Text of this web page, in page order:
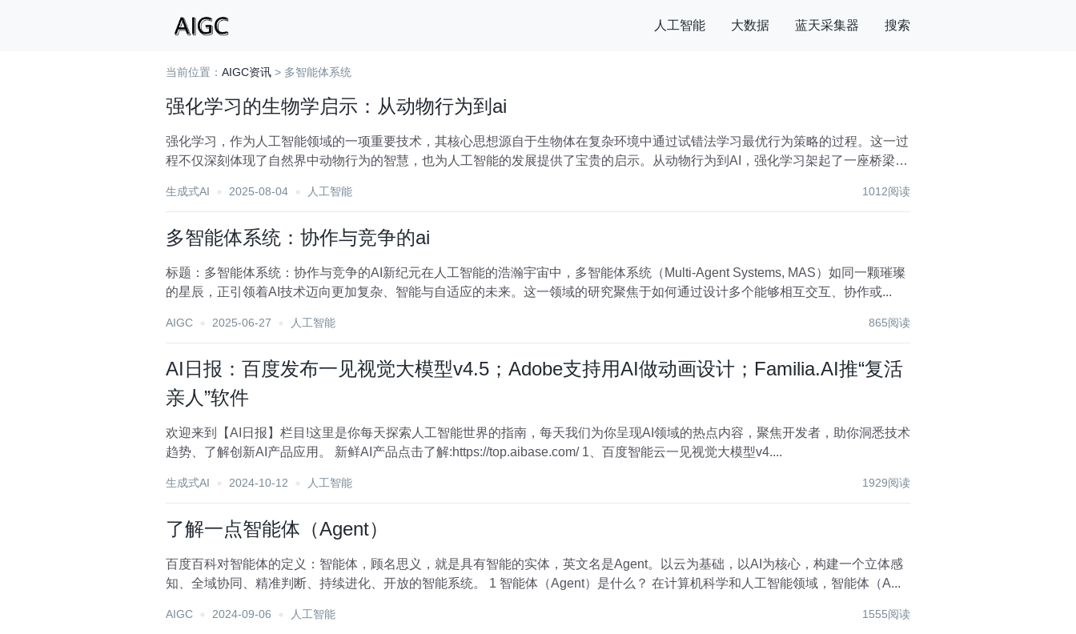
人工智能 大数据 蓝天采集器 搜索
当前位置： AIGC资讯 > 多智能体系统
强化学习的生物学启示：从动物行为到ai
强化学习，作为人工智能领域的一项重要技术，其核心思想源自于生物体在复杂环境中通过试错法学习最优行为策略的过程。这一过
程不仅深刻体现了自然界中动物行为的智慧，也为人工智能的发展提供了宝贵的启示。从动物行为到AI，强化学习架起了一座桥梁，
生成式AI 2025-08-04 人工智能 1012阅读
多智能体系统：协作与竞争的ai
标题：多智能体系统：协作与竞争的AI新纪元在人工智能的浩瀚宇宙中，多智能体系统（Multi-Agent Systems, MAS）如同一颗璀璨
的星辰，正引领着AI技术迈向更加复杂、智能与自适应的未来。这一领域的研究聚焦于如何通过设计多个能够相互交互、协作或...
AIGC 2025-06-27 人工智能 865阅读
AI日报：百度发布一见视觉大模型v4.5；Adobe支持用AI做动画设计；Familia.AI推“复活
亲人”软件
欢迎来到【AI日报】栏目!这里是你每天探索人工智能世界的指南，每天我们为你呈现AI领域的热点内容，聚焦开发者，助你洞悉技术
趋势、了解创新AI产品应用。 新鲜AI产品点击了解:https://top.aibase.com/ 1、百度智能云一见视觉大模型v4....
生成式AI 2024-10-12 人工智能 1929阅读
了解一点智能体（Agent）
百度百科对智能体的定义：智能体，顾名思义，就是具有智能的实体，英文名是Agent。以云为基础，以AI为核心，构建一个立体感
知、全域协同、精准判断、持续进化、开放的智能系统。 1 智能体（Agent）是什么？ 在计算机科学和人工智能领域，智能体（A...
AIGC 2024-09-06 人工智能 1555阅读